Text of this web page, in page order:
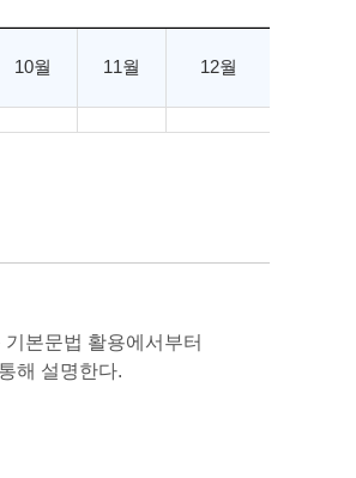
10월 11월 12월
본문법 활용에서부터
해 설명한다.